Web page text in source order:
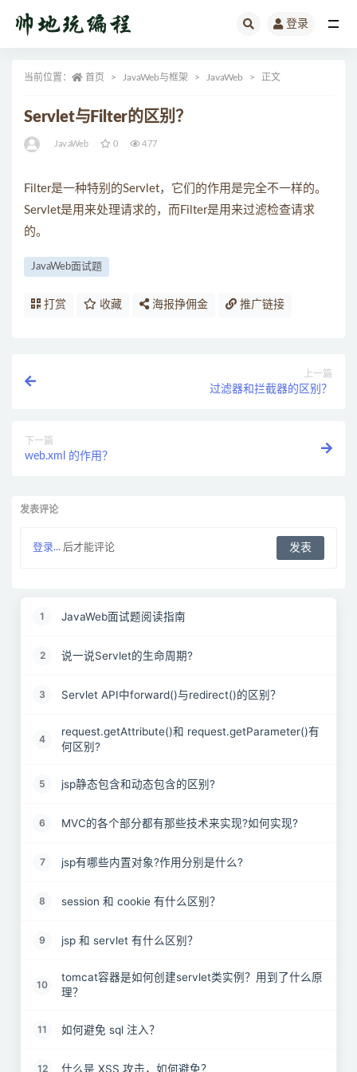
登录
当前位置： 首页 JavaWeb与框架 JavaWeb 正文
Servlet与Filter的区别？
JavaWeb 0 477
Filter是一种特别的Servlet，它们的作用是完全不一样的。
Servlet是用来处理请求的，而Filter是用来过滤检查请求
的。
JavaWeb面试题
打赏 收藏 海报挣佣金 推广链接
上一篇
过滤器和拦截器的区别？
下一篇
web.xml 的作用？
发表评论
登录... 后才能评论
1 JavaWeb面试题阅读指南
2 说一说Servlet的生命周期?
3 Servlet API中forward()与redirect()的区别？
4
request.getAttribute()和 request.getParameter()有
何区别?
5 jsp静态包含和动态包含的区别?
6 MVC的各个部分都有那些技术来实现?如何实现?
7 jsp有哪些内置对象?作用分别是什么?
8 session 和 cookie 有什么区别？
9 jsp 和 servlet 有什么区别？
10
tomcat容器是如何创建servlet类实例？用到了什么原
理？
11 如何避免 sql 注入？
12 什么是 XSS 攻击，如何避免？